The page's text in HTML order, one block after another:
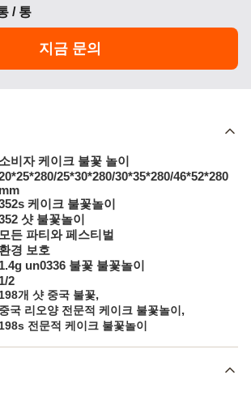
/ 통
지금 문의
소비자 케이크 불꽃 놀이
25*30*280/30*35*280/46*52*280
mm
케이크 불꽃놀이
샷 불꽃놀이
모든 파티와 페스티벌
환경 보호
1.4g un0336 불꽃 불꽃놀이
1/2
198개 샷 중국 불꽃,
중국 리오양 전문적 케이크 불꽃놀이 ,
198s 전문적 케이크 불꽃놀이